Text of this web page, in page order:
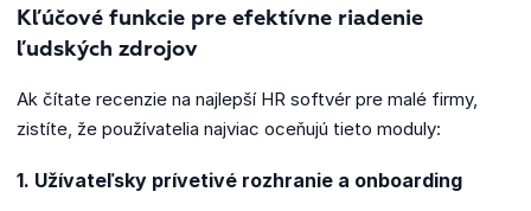
Kľúčové funkcie pre efektívne riadenie
ľudských zdrojov
Ak čítate recenzie na najlepší HR softvér pre malé firmy,
zistíte, že používatelia najviac oceňujú tieto moduly:
1. Užívateľsky prívetivé rozhranie a onboarding